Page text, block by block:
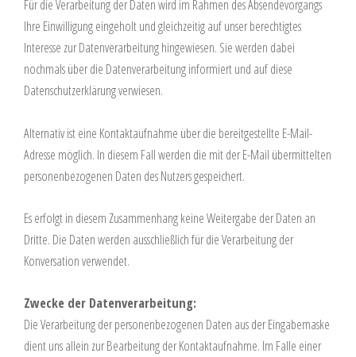
Für die Verarbeitung der Daten wird im Rahmen des Absendevorgangs
Ihre Einwilligung eingeholt und gleichzeitig auf unser berechtigtes
Interesse zur Datenverarbeitung hingewiesen. Sie werden dabei
nochmals über die Datenverarbeitung informiert und auf diese
Datenschutzerklärung verwiesen.
Alternativ ist eine Kontaktaufnahme über die bereitgestellte E-Mail-
Adresse möglich. In diesem Fall werden die mit der E-Mail übermittelten
personenbezogenen Daten des Nutzers gespeichert.
Es erfolgt in diesem Zusammenhang keine Weitergabe der Daten an
Dritte. Die Daten werden ausschließlich für die Verarbeitung der
Konversation verwendet.
Zwecke der Datenverarbeitung:
Die Verarbeitung der personenbezogenen Daten aus der Eingabemaske
dient uns allein zur Bearbeitung der Kontaktaufnahme. Im Falle einer